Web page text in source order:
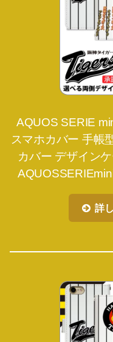
AQUOS SERIE
スマホカバー 手帳
カバー デザイン
詳